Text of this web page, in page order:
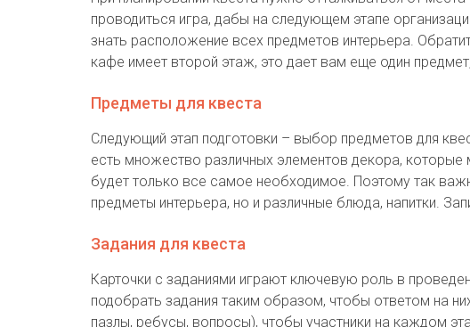
проводиться игра, дабы на следующем этапе
знать расположение всех предметов интерьера.
кафе имеет второй этаж, это дает вам еще один
Предметы для квеста
Следующий этап подготовки – выбор предметов для
есть множество различных элементов декора,
будет только все самое необходимое. Поэтому так
предметы интерьера, но и различные блюда, напитки.
Задания для квеста
Карточки с заданиями играют ключевую роль в
подобрать задания таким образом, чтобы ответом на
пазлы, ребусы, вопросы), чтобы участники на каждом